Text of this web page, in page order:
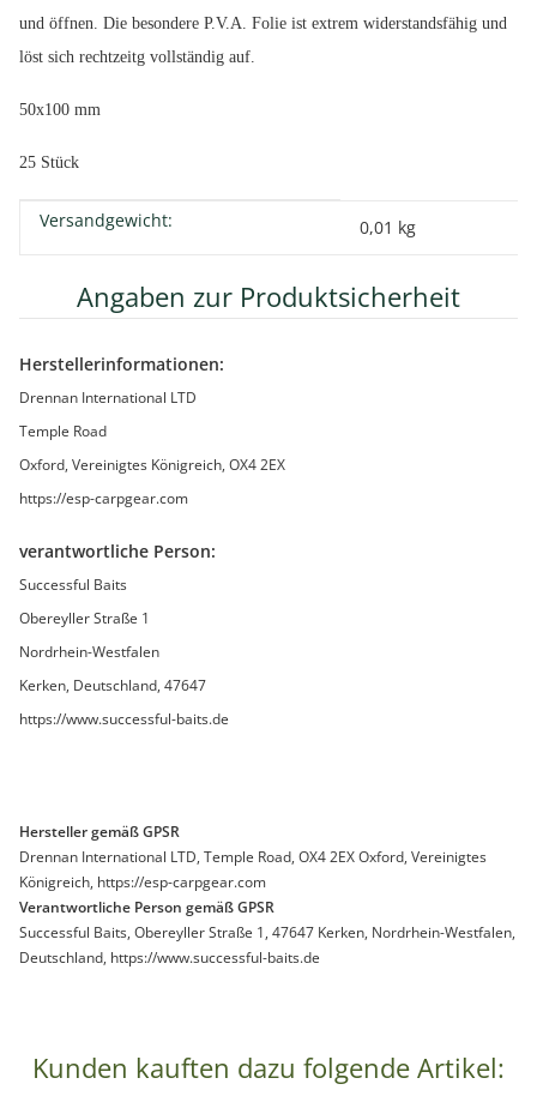
und öffnen. Die besondere P.V.A. Folie ist extrem widerstandsfähig und
löst sich rechtzeitg vollständig auf.
50x100 mm
25 Stück
Produkteigenschaft
Wert
Versandgewicht: 0,01 kg
Angaben zur Produktsicherheit
Herstellerinformationen:
Drennan International LTD
Temple Road
Oxford, Vereinigtes Königreich, OX4 2EX
https://esp-carpgear.com
verantwortliche Person:
Successful Baits
Obereyller Straße 1
Nordrhein-Westfalen
Kerken, Deutschland, 47647
https://www.successful-baits.de
Hersteller gemäß GPSR
Drennan International LTD, Temple Road, OX4 2EX Oxford, Vereinigtes
Königreich, https://esp-carpgear.com
Verantwortliche Person gemäß GPSR
Successful Baits, Obereyller Straße 1, 47647 Kerken, Nordrhein-Westfalen,
Deutschland, https://www.successful-baits.de
Kunden kauften dazu folgende Artikel: